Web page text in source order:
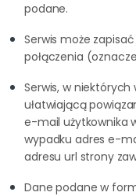
podane.
Serwis może
połączenia
Serwis, w
ułatwiającą
e-mail użytkownika
wypadku adres e-
adresu url strony
Dane podane w